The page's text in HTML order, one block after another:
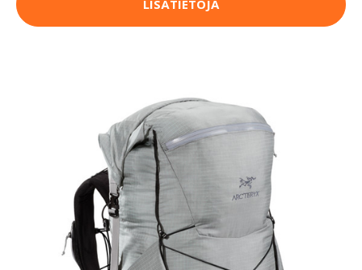
LISÄTIETOJA